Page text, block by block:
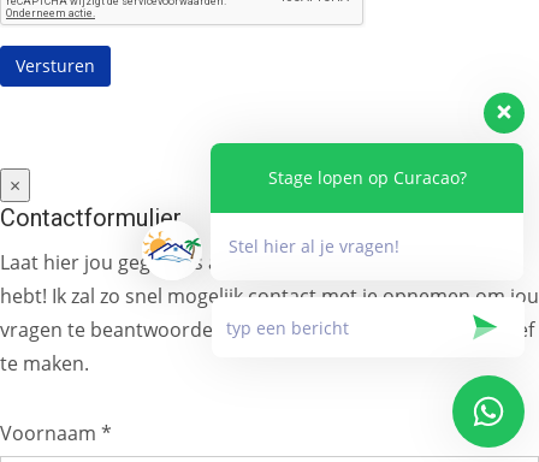
×
Contactformulier
Laat hier jou gegevens achter en stel alle vragen die je
hebt! Ik zal zo snel mogelijk contact met je opnemen om jou
vragen te beantwoorden en/of jou stageaanvraag definitief
te maken.
Voornaam *
Stage lopen op Curacao?
Stel hier al je vragen!